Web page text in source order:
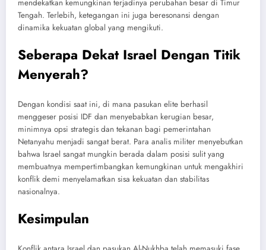
mendekatkan kemungkinan terjadinya perubahan besar di Timur
Tengah. Terlebih, ketegangan ini juga beresonansi dengan
dinamika kekuatan global yang mengikuti.
Seberapa Dekat Israel Dengan Titik
Menyerah?
Dengan kondisi saat ini, di mana pasukan elite berhasil
menggeser posisi IDF dan menyebabkan kerugian besar,
minimnya opsi strategis dan tekanan bagi pemerintahan
Netanyahu menjadi sangat berat. Para analis militer menyebutkan
bahwa Israel sangat mungkin berada dalam posisi sulit yang
membuatnya mempertimbangkan kemungkinan untuk mengakhiri
konflik demi menyelamatkan sisa kekuatan dan stabilitas
nasionalnya.
Kesimpulan